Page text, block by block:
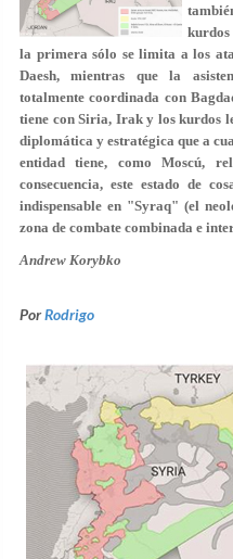
la primera sólo se limita a los
Daesh, mientras que la
totalmente coordinada con
tiene con Siria, Irak y los kurdos
diplomática y estratégica que a
entidad tiene, como Moscú,
consecuencia, este estado de
indispensable en "Syraq" (el
zona de combate combinada e
Andrew Korybko
PorRodrigo